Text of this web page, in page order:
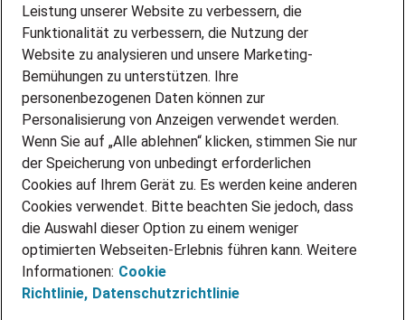
PARTNERSHIP WITH AIRBUS
INITIATIV BEWERBEN
ÜBER UNS
STANDORTE
BLOG
PRESSE
KONTAKT
@Adecco 2026
IMPRESSUM
DATENSCHUTZ
Leistung unserer Website zu verbessern, die
Funktionalität zu verbessern, die Nutzung der
Website zu analysieren und unsere Marketing-
Bemühungen zu unterstützen. Ihre
personenbezogenen Daten können zur
Personalisierung von Anzeigen verwendet werden.
Wenn Sie auf „Alle ablehnen“ klicken, stimmen Sie nur
der Speicherung von unbedingt erforderlichen
Cookies auf Ihrem Gerät zu. Es werden keine anderen
Cookies verwendet. Bitte beachten Sie jedoch, dass
die Auswahl dieser Option zu einem weniger
optimierten Webseiten-Erlebnis führen kann. Weitere
Informationen: Cookie
Richtlinie, Datenschutzrichtlinie